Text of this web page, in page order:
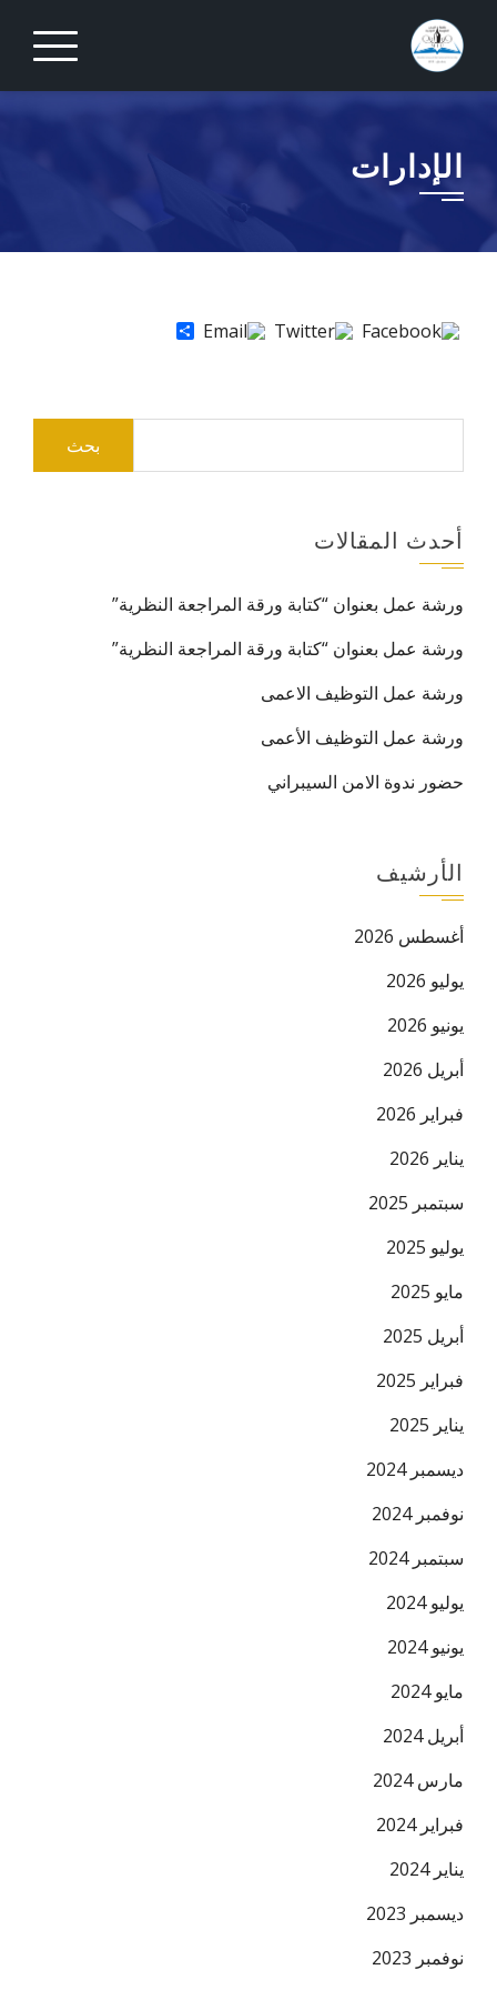
content
الإدارات
أحدث المقالات
ورشة عمل بعنوان “كتابة ورقة المراجعة النظرية”
ورشة عمل بعنوان “كتابة ورقة المراجعة النظرية”
ورشة عمل التوظيف الاعمى
ورشة عمل التوظيف الأعمى
حضور ندوة الامن السيبراني
الأرشيف
أغسطس 2026
يوليو 2026
يونيو 2026
أبريل 2026
فبراير 2026
يناير 2026
سبتمبر 2025
يوليو 2025
مايو 2025
أبريل 2025
فبراير 2025
يناير 2025
ديسمبر 2024
نوفمبر 2024
سبتمبر 2024
يوليو 2024
يونيو 2024
مايو 2024
أبريل 2024
مارس 2024
فبراير 2024
يناير 2024
ديسمبر 2023
نوفمبر 2023